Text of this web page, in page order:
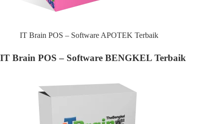
IT Brain POS – Software APOTEK Terbaik
IT Brain POS – Software BENGKEL Terbaik